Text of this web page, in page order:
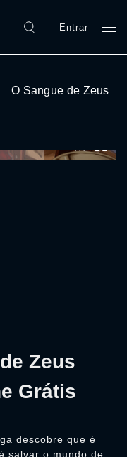
Entrar
O Sangue de Zeus
Zeus
Grátis
descobre que é
salvar o mundo de